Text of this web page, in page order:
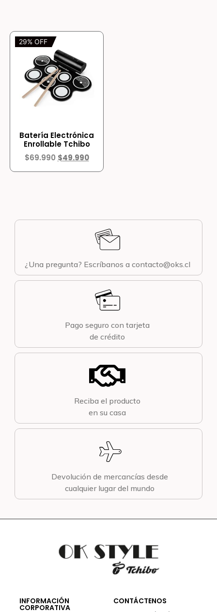
29% OFF
Batería Electrónica
Enrollable Tchibo
$69.990 $49.990
¿Una pregunta? Escríbanos a contacto@oks.cl
Pago seguro con tarjeta
de crédito
Reciba el producto
en su casa
Devolución de mercancías desde
cualquier lugar del mundo
INFORMACIÓN
CORPORATIVA
CONTÁCTENOS